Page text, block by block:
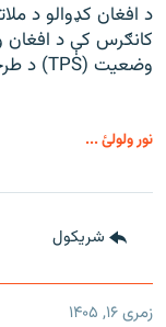
د افغان کډوالو د
کانګرس کې د افغان
وضعیت (TPS) د طرحې د وړاندې کېدو هرکلی کړی دی.
نور ولولئ ...
شريکول
زمری ۱۶, ۱۴۰۵